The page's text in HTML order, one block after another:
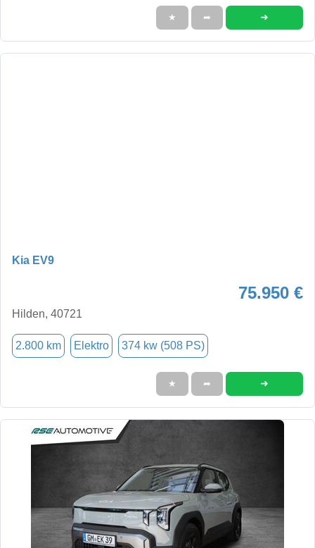
★ ➦ ➜
Kia EV9
75.950 €
Hilden, 40721
2.800 km Elektro 374 kw (508 PS)
★ ➦ ➜